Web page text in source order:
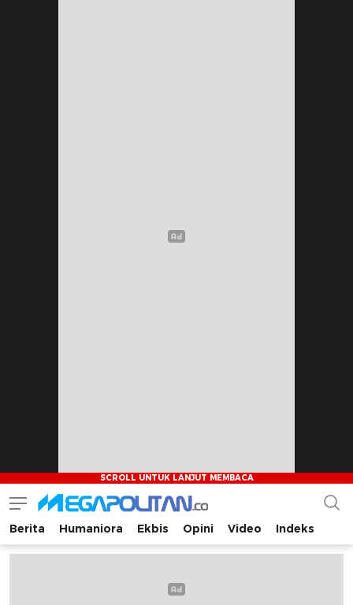
Megapolitan.co
Menyajikan berita-berita fakta bagi pembaca
Berita Humaniora Ekbis Opini Video Indeks